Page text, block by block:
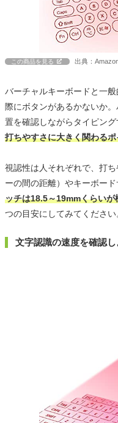
この商品を見る 出典：
バーチャルキーボードと一
際にボタンがあるかないか
置を確認しながらタイピング
打ちやすさに大きく関わる
視認性は人それぞれで、打
ーの間の距離）やキーボー
ッチは18.5～19mmくらいが
つの目安にしてみてください
文字認識の速度を確認し